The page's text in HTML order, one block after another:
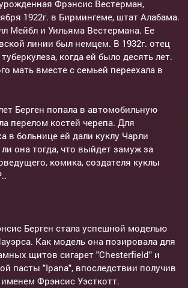
Фрэнсис Вестерман,
1922г. в Бирмингеме, штат Алабама.
Мейбл и Уильяма Вестермана. Ее
линии был немцем. В 1932г. отец
когда ей было десять лет.
мать вместе с семьей переехала в
Берген попала в автомобильную
перелом костей черепа. Для
в больнице ей дали куклу Чарли
она тогда, что выйдет замуж за
комика, создателя куклы
Берген стала успешной моделью
Как модель она позировала для
щитов сигарет "Chesterfield" и
пасты "Ipana", впоследствии получив
Фрэнсис Уэсткотт.